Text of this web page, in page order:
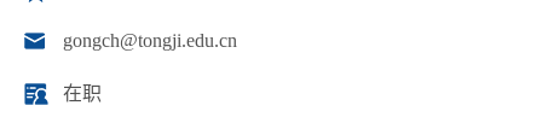
gongch@tongji.edu.cn
在职